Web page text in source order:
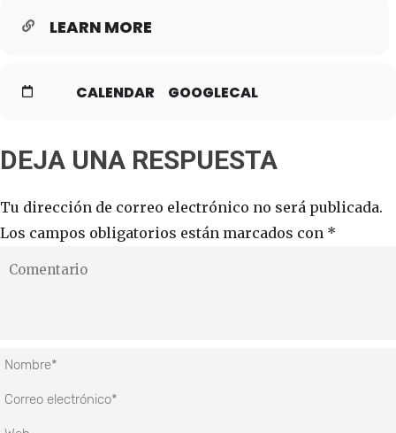
LEARN MORE
CALENDAR GOOGLECAL
DEJA UNA RESPUESTA
Tu dirección de correo electrónico no será publicada.
Los campos obligatorios están marcados con *